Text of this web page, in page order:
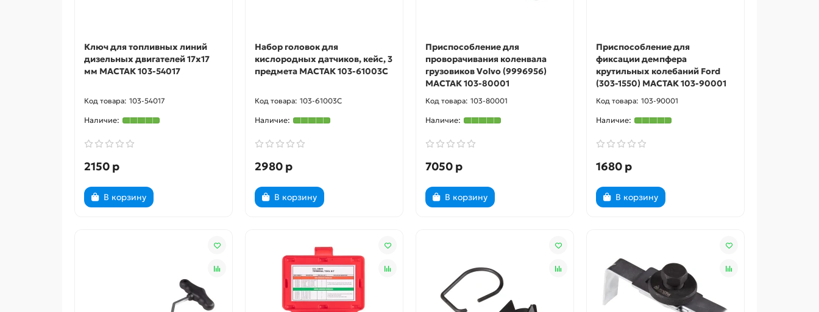
Ключ для топливных линий
дизельных двигателей 17х17
мм МАСТАК 103-54017
103-54017
2150 р
В корзину
Набор головок для
кислородных датчиков, кейс, 3
предмета МАСТАК 103-61003C
103-61003C
2980 р
В корзину
Приспособление для
проворачивания коленвала
грузовиков Volvo (9996956)
МАСТАК 103-80001
103-80001
7050 р
В корзину
Приспособление для
фиксации демпфера
крутильных колебаний Ford
(303-1550) МАСТАК 103-90001
103-90001
1680 р
В корзину